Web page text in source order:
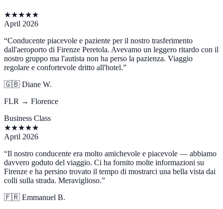
★★★★★
April 2026
“Conducente piacevole e paziente per il nostro trasferimento
dall'aeroporto di Firenze Peretola. Avevamo un leggero ritardo con il
nostro gruppo ma l'autista non ha perso la pazienza. Viaggio
regolare e confortevole dritto all'hotel.”
🇬🇧 Diane W.
FLR → Florence
Business Class
★★★★★
April 2026
“Il nostro conducente era molto amichevole e piacevole — abbiamo
davvero goduto del viaggio. Ci ha fornito molte informazioni su
Firenze e ha persino trovato il tempo di mostrarci una bella vista dai
colli sulla strada. Meraviglioso.”
🇫🇷 Emmanuel B.